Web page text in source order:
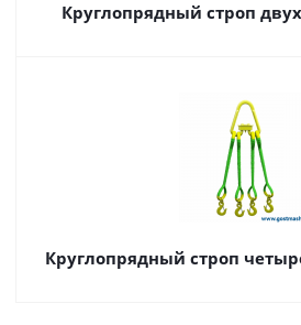
Круглопрядный строп
Круглопрядный строп